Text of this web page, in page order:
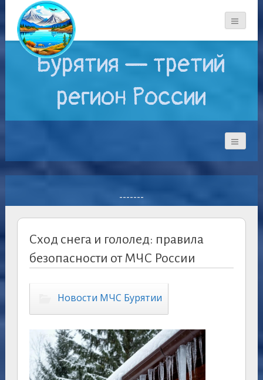
Бурятия — третий
регион России
-------
Сход снега и гололед: правила
безопасности от МЧС России
Новости МЧС Бурятии